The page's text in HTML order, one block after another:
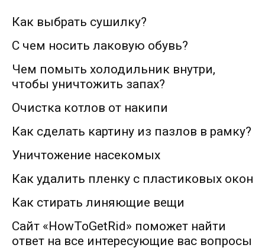
Как выбрать сушилку?
С чем носить лаковую обувь?
Чем помыть холодильник внутри,
чтобы уничтожить запах?
Очистка котлов от накипи
Как сделать картину из пазлов в рамку?
Уничтожение насекомых
Как удалить пленку с пластиковых окон
Как стирать линяющие вещи
Сайт «HowToGetRid» поможет найти
ответ на все интересующие вас вопросы